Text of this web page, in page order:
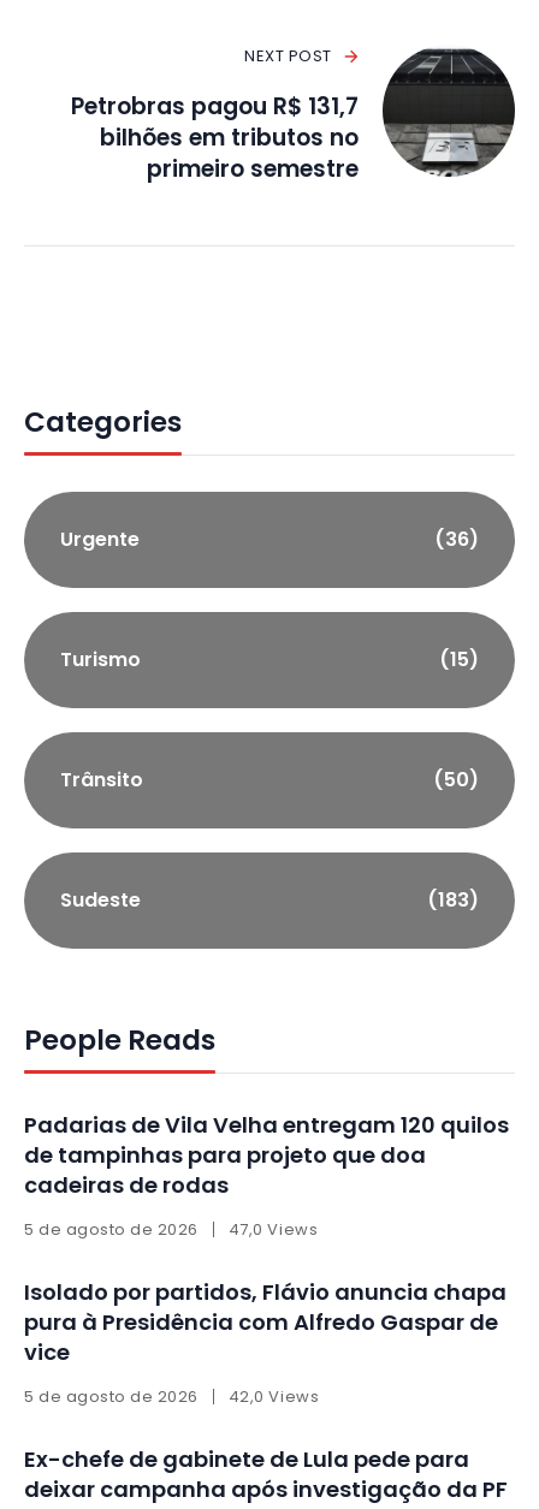
NEXT POST
Petrobras pagou R$ 131,7
bilhões em tributos no
primeiro semestre
Categories
Urgente (36)
Turismo (15)
Trânsito (50)
Sudeste (183)
People Reads
Padarias de Vila Velha entregam 120 quilos
de tampinhas para projeto que doa
cadeiras de rodas
5 de agosto de 2026 47,0 Views
Isolado por partidos, Flávio anuncia chapa
pura à Presidência com Alfredo Gaspar de
vice
5 de agosto de 2026 42,0 Views
Ex-chefe de gabinete de Lula pede para
deixar campanha após investigação da PF